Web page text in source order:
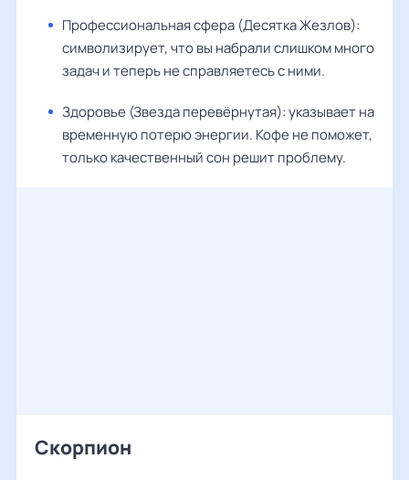
Профессиональная сфера (Десятка Жезлов):
символизирует, что вы набрали слишком много
задач и теперь не справляетесь с ними.
Здоровье (Звезда перевёрнутая): указывает на
временную потерю энергии. Кофе не поможет,
только качественный сон решит проблему.
Скорпион